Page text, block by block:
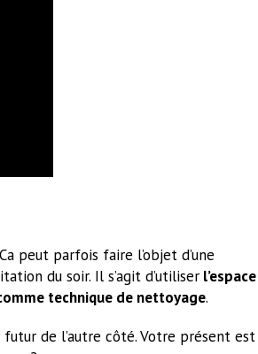
peut parfois faire l’objet d’une
du soir. Il s’agit d’utiliser l’espace
technique de nettoyage.
de l’autre côté. Votre présent est